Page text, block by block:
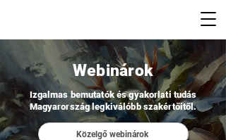
Webinárok
Izgalmas bemutatók és gyakorlati tudás
Magyarország legkiválóbb szakértőitől.
Közelgő webinárok